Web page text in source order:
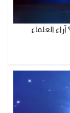
العلماء